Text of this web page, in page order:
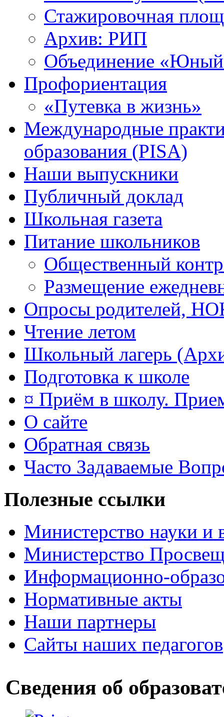
Стажировочная
Архив: РИП
Объединение «Юный
Профориентация
«Путевка в жизнь»
Международные
образования (PISA)
Наши выпускники
Публичный доклад
Школьная газета
Питание школьников
Общественный
Размещение
Опросы родителей,
Чтение летом
Школьный лагерь
Подготовка к школе
¤ Приём в школу.
О сайте
Обратная связь
Часто Задаваемые
Полезные ссылки
Министерство науки и
Министерство
Информационно-
Нормативные акты
Наши партнеры
Сайты наших педагогов
Сведения об